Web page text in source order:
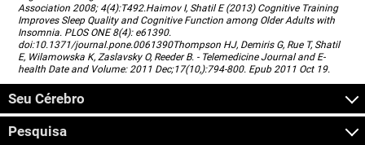
Association 2008; 4(4):T492.Haimov I, Shatil E (2013) Cognitive Training
Improves Sleep Quality and Cognitive Function among Older Adults with
Insomnia. PLOS ONE 8(4): e61390.
doi:10.1371/journal.pone.0061390Thompson HJ, Demiris G, Rue T, Shatil
E, Wilamowska K, Zaslavsky O, Reeder B. - Telemedicine Journal and E-
health Date and Volume: 2011 Dec;17(10,):794-800. Epub 2011 Oct 19.
Seu Cérebro
Pesquisa